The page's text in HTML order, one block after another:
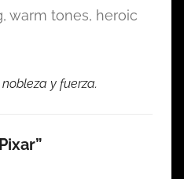
warm tones, heroic
y fuerza.